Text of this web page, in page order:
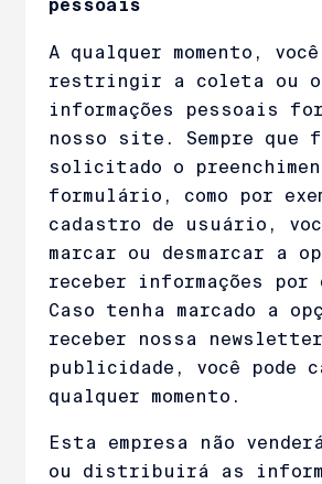
pessoais
A qualquer momento,
restringir a coleta ou o
informações pessoais
nosso site. Sempre que
solicitado o
formulário, como por
cadastro de usuário,
marcar ou desmarcar a
receber informações por
Caso tenha marcado a
receber nossa
publicidade, você pode
qualquer momento.
Esta empresa não
ou distribuirá as